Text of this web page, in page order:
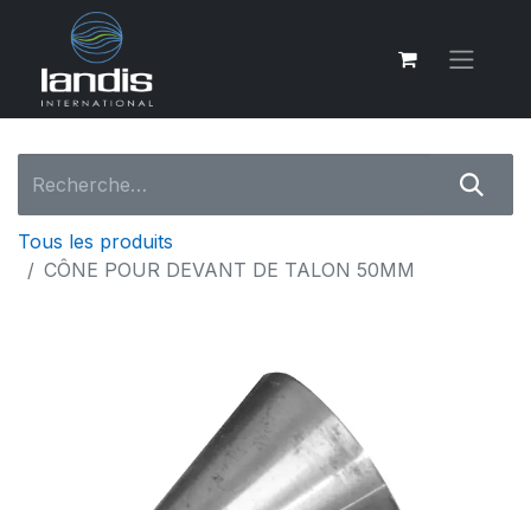
Tous les produits
CÔNE POUR DEVANT DE TALON 50MM